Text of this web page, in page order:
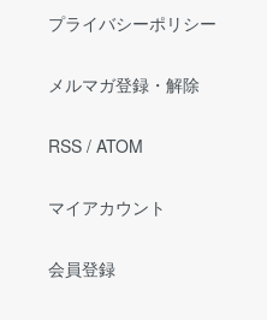
プライバシーポリシー
メルマガ登録・解除
RSS / ATOM
マイアカウント
会員登録